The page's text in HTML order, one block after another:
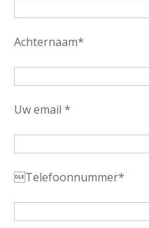
Achternaam*
Uw email *
Telefoonnummer*